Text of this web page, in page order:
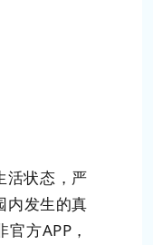
活状态，严
内发生的真
方APP，